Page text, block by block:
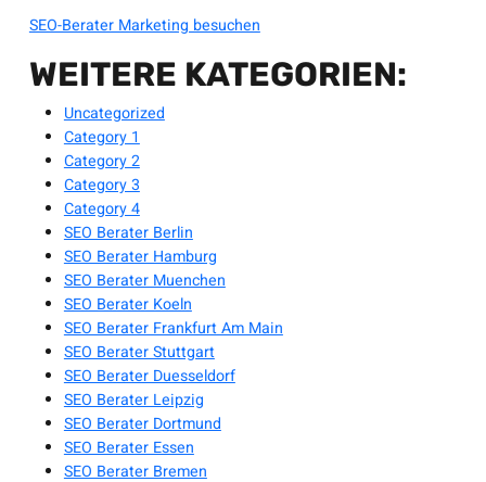
SEO-Berater Marketing besuchen
WEITERE KATEGORIEN:
Uncategorized
Category 1
Category 2
Category 3
Category 4
SEO Berater Berlin
SEO Berater Hamburg
SEO Berater Muenchen
SEO Berater Koeln
SEO Berater Frankfurt Am Main
SEO Berater Stuttgart
SEO Berater Duesseldorf
SEO Berater Leipzig
SEO Berater Dortmund
SEO Berater Essen
SEO Berater Bremen